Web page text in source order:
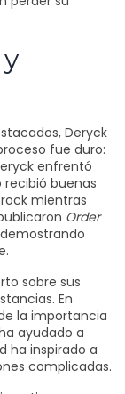
Deryck
fue duro:
enfrentó
recibió buenas
mientras
Order
sobre sus
En
la importancia
ayudado a
ha inspirado a
complicadas.